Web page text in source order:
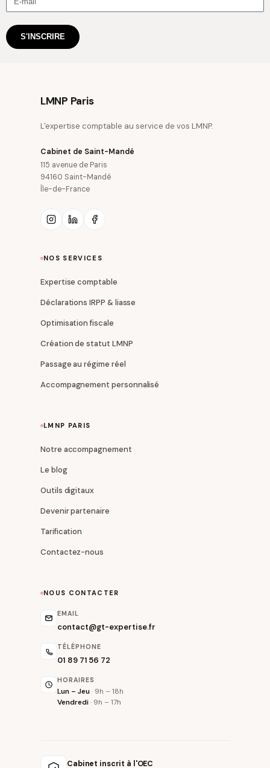
S'INSCRIRE
LMNP Paris
L'expertise comptable au service de vos LMNP.
Cabinet de Saint-Mandé
115 avenue de Paris
94160 Saint-Mandé
Île-de-France
NOS SERVICES
Expertise comptable
Déclarations IRPP & liasse
Optimisation fiscale
Création de statut LMNP
Passage au régime réel
Accompagnement personnalisé
LMNP PARIS
Notre accompagnement
Le blog
Outils digitaux
Devenir partenaire
Tarification
Contactez-nous
NOUS CONTACTER
EMAIL
contact@gt-expertise.fr
TÉLÉPHONE
01 89 71 56 72
HORAIRES
Lun – Jeu· 9h – 18h
Vendredi· 9h – 17h
Cabinet inscrit à l'OEC